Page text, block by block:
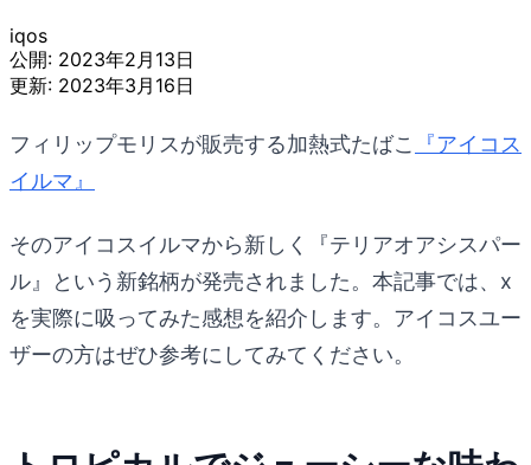
iqos
公開: 2023年2月13日
更新: 2023年3月16日
フィリップモリスが販売する加熱式たばこ
『アイコス
イルマ』
そのアイコスイルマから新しく『テリアオアシスパー
ル』という新銘柄が発売されました。本記事では、x
を実際に吸ってみた感想を紹介します。アイコスユー
ザーの方はぜひ参考にしてみてください。